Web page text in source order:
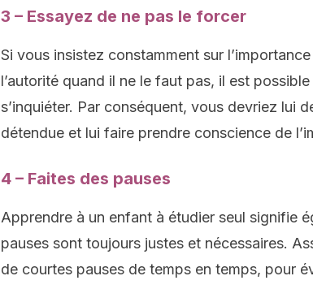
3 – Essayez de ne pas le forcer
Si vous insistez constamment sur
l’autorité quand il ne le faut pas, il est
s’inquiéter. Par conséquent, vous devriez lui
détendue et lui faire prendre conscience de
4 – Faites des pauses
Apprendre à un enfant à étudier seul signifie
pauses sont toujours justes et nécessaires.
de courtes pauses de temps en temps, pour